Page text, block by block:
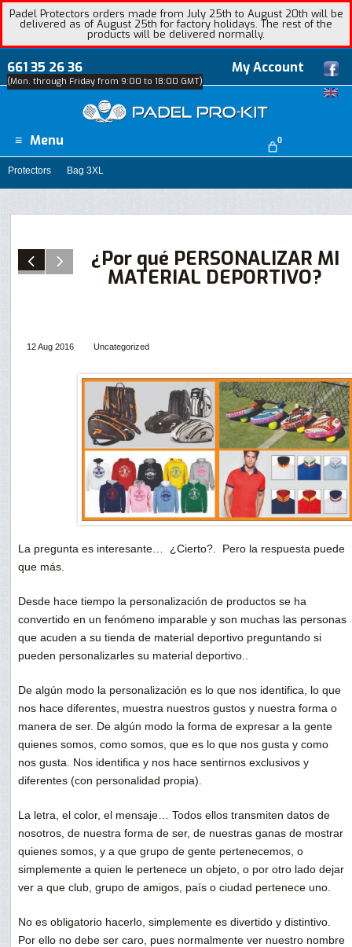
Padel Protectors orders made from July 25th to August 20th will be
delivered as of August 25th for factory holidays. The rest of the
products will be delivered normally.
My Account
661 35 26 36
(Mon. through Friday from 9:00 to 18:00 GMT)
Menu 0
Protectors Bag 3XL
¿Por qué PERSONALIZAR MI
MATERIAL DEPORTIVO?
12 Aug 2016 Uncategorized
La pregunta es interesante… ¿Cierto?. Pero la respuesta puede
que más.
Desde hace tiempo la personalización de productos se ha
convertido en un fenómeno imparable y son muchas las personas
que acuden a su tienda de material deportivo preguntando si
pueden personalizarles su material deportivo..
De algún modo la personalización es lo que nos identifica, lo que
nos hace diferentes, muestra nuestros gustos y nuestra forma o
manera de ser. De algún modo la forma de expresar a la gente
quienes somos, como somos, que es lo que nos gusta y como
nos gusta. Nos identifica y nos hace sentirnos exclusivos y
diferentes (con personalidad propia).
La letra, el color, el mensaje… Todos ellos transmiten datos de
nosotros, de nuestra forma de ser, de nuestras ganas de mostrar
quienes somos, y a que grupo de gente pertenecemos, o
simplemente a quien le pertenece un objeto, o por otro lado dejar
ver a que club, grupo de amigos, país o ciudad pertenece uno.
No es obligatorio hacerlo, simplemente es divertido y distintivo.
Por ello no debe ser caro, pues normalmente ver nuestro nombre